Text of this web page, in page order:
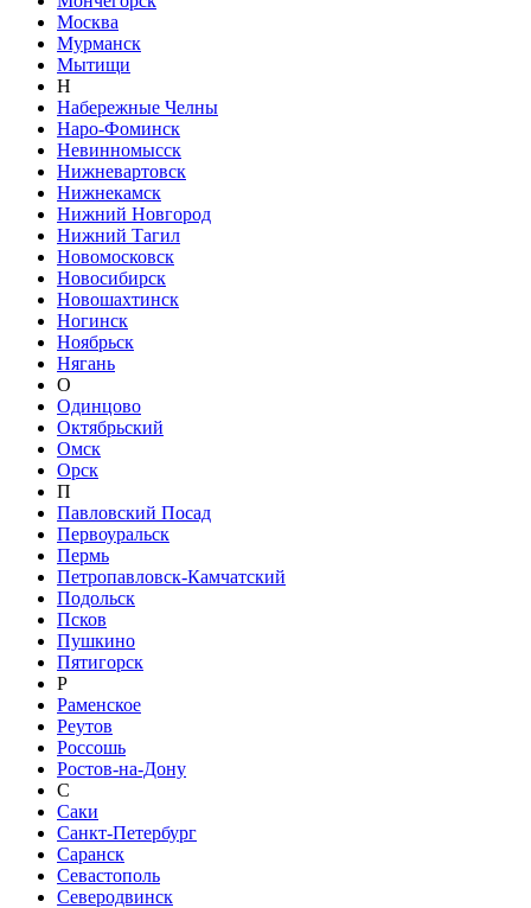
Москва
Мурманск
Мытищи
Н
Набережные Челны
Наро-Фоминск
Невинномысск
Нижневартовск
Нижнекамск
Нижний Новгород
Нижний Тагил
Новомосковск
Новосибирск
Новошахтинск
Ногинск
Ноябрьск
Нягань
О
Одинцово
Октябрьский
Омск
Орск
П
Павловский Посад
Первоуральск
Пермь
Петропавловск-Камчатский
Подольск
Псков
Пушкино
Пятигорск
Р
Раменское
Реутов
Россошь
Ростов-на-Дону
С
Саки
Санкт-Петербург
Саранск
Севастополь
Северодвинск